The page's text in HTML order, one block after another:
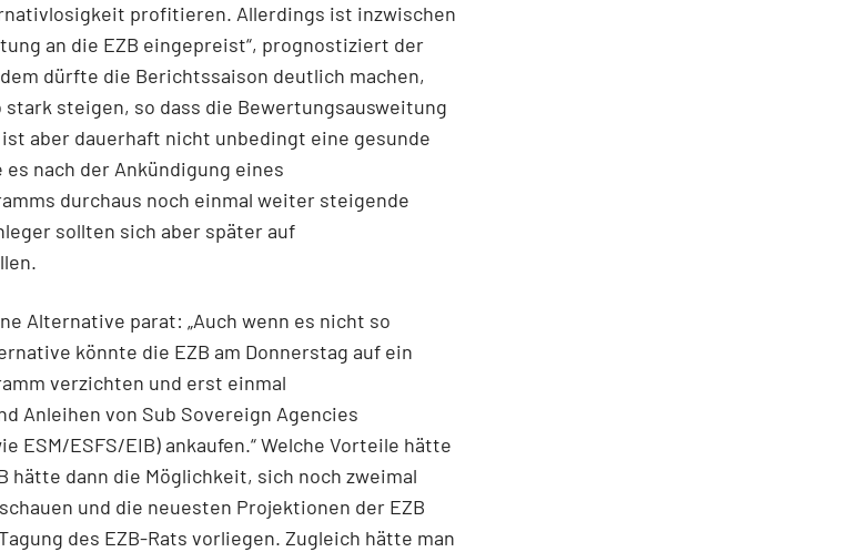
profitieren. Allerdings ist inzwischen
an die EZB eingepreist“, prognostiziert der
dürfte die Berichtssaison deutlich machen,
stark steigen, so dass die Bewertungsausweitung
aber dauerhaft nicht unbedingt eine gesunde
nach der Ankündigung eines
durchaus noch einmal weiter steigende
sollten sich aber später auf
Alternative parat: „Auch wenn es nicht so
könnte die EZB am Donnerstag auf ein
verzichten und erst einmal
Anleihen von Sub Sovereign Agencies
ESM/ESFS/EIB) ankaufen.“ Welche Vorteile hätte
hätte dann die Möglichkeit, sich noch zweimal
und die neuesten Projektionen der EZB
des EZB-Rats vorliegen. Zugleich hätte man